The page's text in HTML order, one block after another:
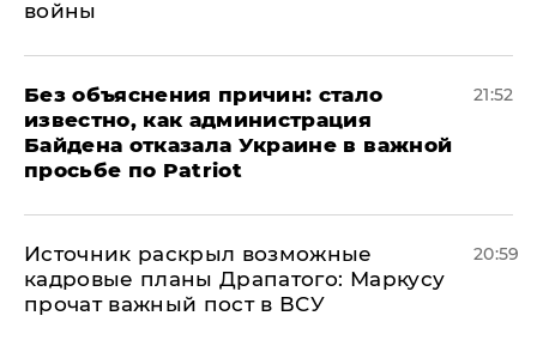
войны
Без объяснения причин: стало
известно, как администрация
Байдена отказала Украине в важной
просьбе по Patriot
21:52
​Источник раскрыл возможные
кадровые планы Драпатого: Маркусу
прочат важный пост в ВСУ
20:59